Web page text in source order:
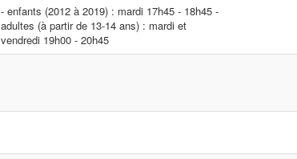
- enfants (2012 à 2019) : mardi 17h45 - 18h45 -
adultes (à partir de 13-14 ans) : mardi et
vendredi 19h00 - 20h45